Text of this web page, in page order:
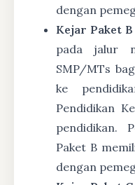
dengan
Kejar Paket B
pada jalur
SMP/MTs
ke
Pendidikan
pendidikan.
Paket B
dengan